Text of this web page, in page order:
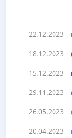
22.12.2023
18.12.2023
15.12.2023
29.11.2023
26.05.2023
20.04.2023